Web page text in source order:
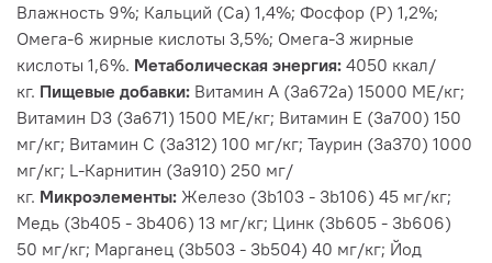
Влажность 9%; Кальций (Са) 1,4%; Фосфор (P) 1,2%;
Омега-6 жирные кислоты 3,5%; Омега-3 жирные
кислоты 1,6%. Метаболическая энергия: 4050 ккал/
кг. Пищевые добавки: Витамин A (3a672a) 15000 МЕ/кг;
Витамин D3 (3а671) 1500 МЕ/кг; Витамин Е (3а700) 150
мг/кг; Витамин С (3а312) 100 мг/кг; Таурин (3a370) 1000
мг/кг; L-Карнитин (3a910) 250 мг/
кг. Микроэлементы: Железо (3b103 - 3b106) 45 мг/кг;
Медь (3b405 - 3b406) 13 мг/кг; Цинк (3b605 - 3b606)
50 мг/кг; Марганец (3b503 - 3b504) 40 мг/кг; Йод